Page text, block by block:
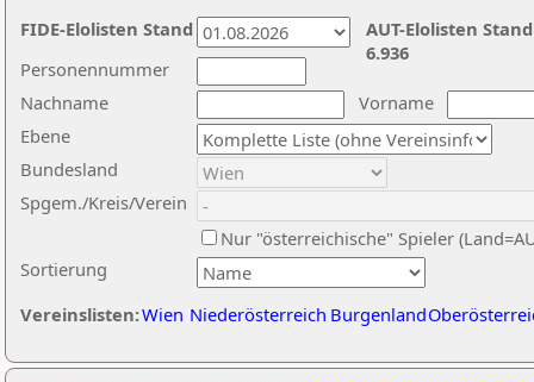
Nachname
Vorname
Ebene
Sortierung
Personennummer
Bundesland
Spgem./Kreis/Verein
Nur "österreichische" Spieler
Vereinslisten:Wien Niederösterreich Burgenland
AUT-Elolisten
6.936
FIDE-Elolisten Stand